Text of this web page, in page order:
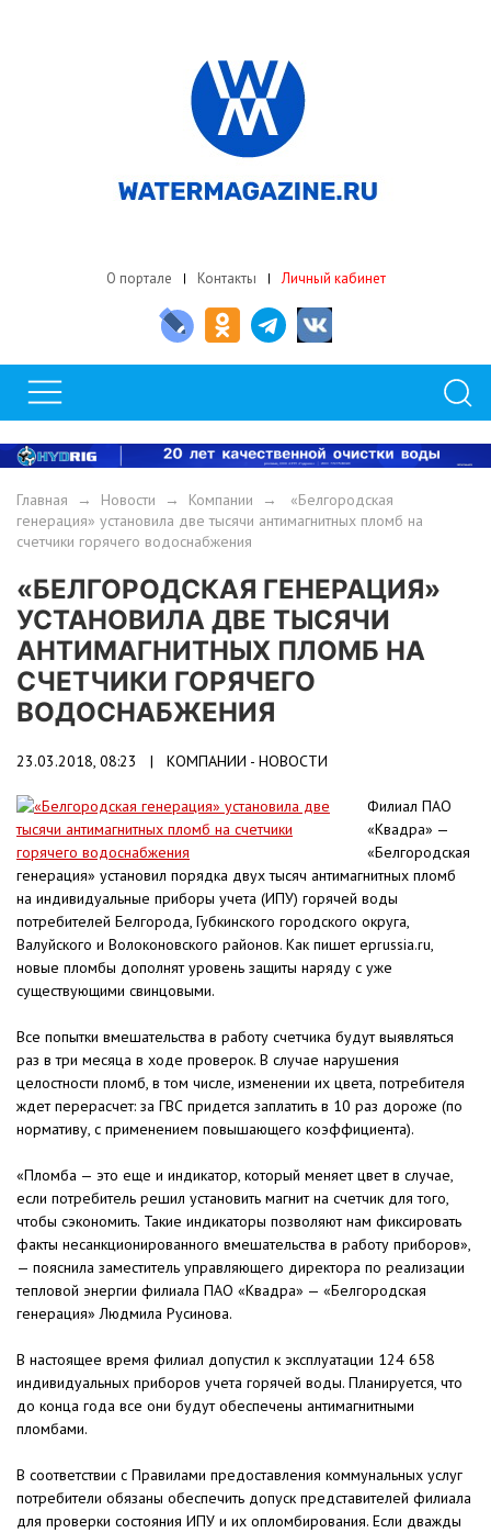
О портале Контакты Личный кабинет
Главная → Новости → Компании →
«Белгородская
генерация» установила две тысячи антимагнитных пломб на
счетчики горячего водоснабжения
«БЕЛГОРОДСКАЯ ГЕНЕРАЦИЯ»
УСТАНОВИЛА ДВЕ ТЫСЯЧИ
АНТИМАГНИТНЫХ ПЛОМБ НА
СЧЕТЧИКИ ГОРЯЧЕГО
ВОДОСНАБЖЕНИЯ
23.03.2018, 08:23 | КОМПАНИИ - НОВОСТИ
Филиал ПАО
«Квадра» —
«Белгородская
генерация» установил порядка двух тысяч антимагнитных пломб
на индивидуальные приборы учета (ИПУ) горячей воды
потребителей Белгорода, Губкинского городского округа,
Валуйского и Волоконовского районов. Как пишет eprussia.ru,
новые пломбы дополнят уровень защиты наряду с уже
существующими свинцовыми.
Все попытки вмешательства в работу счетчика будут выявляться
раз в три месяца в ходе проверок. В случае нарушения
целостности пломб, в том числе, изменении их цвета, потребителя
ждет перерасчет: за ГВС придется заплатить в 10 раз дороже (по
нормативу, с применением повышающего коэффициента).
«Пломба — это еще и индикатор, который меняет цвет в случае,
если потребитель решил установить магнит на счетчик для того,
чтобы сэкономить. Такие индикаторы позволяют нам фиксировать
факты несанкционированного вмешательства в работу приборов»,
— пояснила заместитель управляющего директора по реализации
тепловой энергии филиала ПАО «Квадра» — «Белгородская
генерация» Людмила Русинова.
В настоящее время филиал допустил к эксплуатации 124 658
индивидуальных приборов учета горячей воды. Планируется, что
до конца года все они будут обеспечены антимагнитными
пломбами.
В соответствии с Правилами предоставления коммунальных услуг
потребители обязаны обеспечить допуск представителей филиала
для проверки состояния ИПУ и их опломбирования. Если дважды